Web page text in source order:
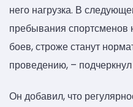
него нагрузка. В
пребывания спортсменов
боев, строже станут
проведению, –
Он добавил, что